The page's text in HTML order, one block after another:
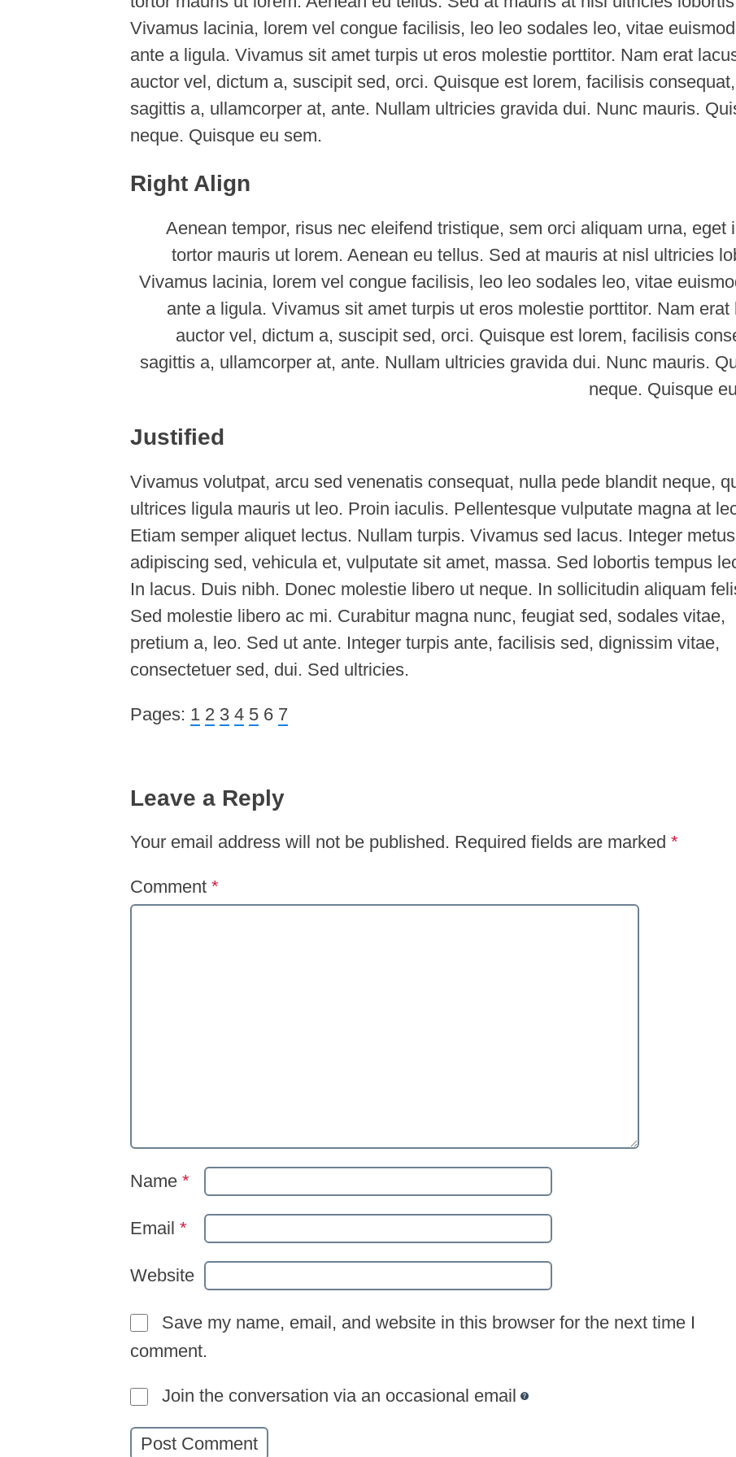
Vivamus lacinia, lorem vel congue facilisis, leo leo sodales leo, vitae
ante a ligula. Vivamus sit amet turpis ut eros molestie porttitor. Nam erat
auctor vel, dictum a, suscipit sed, orci. Quisque est lorem, facilisis consequat,
sagittis a, ullamcorper at, ante. Nullam ultricies gravida dui. Nunc mauris.
neque. Quisque eu sem.
Right Align
Aenean tempor, risus nec eleifend tristique, sem orci aliquam urna, eget
tortor mauris ut lorem. Aenean eu tellus. Sed at mauris at nisl ultricies
Vivamus lacinia, lorem vel congue facilisis, leo leo sodales leo, vitae
ante a ligula. Vivamus sit amet turpis ut eros molestie porttitor. Nam erat
auctor vel, dictum a, suscipit sed, orci. Quisque est lorem, facilisis
sagittis a, ullamcorper at, ante. Nullam ultricies gravida dui. Nunc mauris.
neque. Quisque
Justified
Vivamus volutpat, arcu sed venenatis consequat, nulla pede blandit neque,
ultrices ligula mauris ut leo. Proin iaculis. Pellentesque vulputate magna at
Etiam semper aliquet lectus. Nullam turpis. Vivamus sed lacus. Integer
adipiscing sed, vehicula et, vulputate sit amet, massa. Sed lobortis tempus
In lacus. Duis nibh. Donec molestie libero ut neque. In sollicitudin aliquam
Sed molestie libero ac mi. Curabitur magna nunc, feugiat sed, sodales vitae,
pretium a, leo. Sed ut ante. Integer turpis ante, facilisis sed, dignissim vitae,
consectetuer sed, dui. Sed ultricies.
Pages: 1 2 3 4 5 6 7
Leave a Reply
Your email address will not be published. Required fields are marked *
Comment *
Name *
Email *
Website
Save my name, email, and website in this browser for the next time I
comment.
Join the conversation via an occasional email